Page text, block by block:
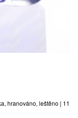
hranováno, leštěno | 11